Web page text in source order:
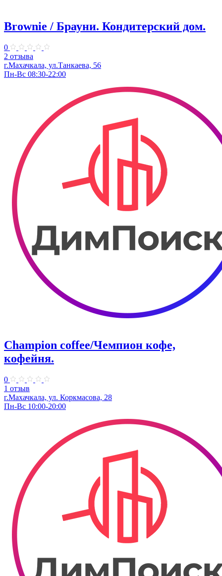
Brownie / Брауни. Кондитерский дом.
0
2 отзыва
г.Махачкала, ул.Танкаева, 56
Пн-Вс 08:30-22:00
Champion coffee/Чемпион кофе,
кофейня.
0
1 отзыв
г.Махачкала, ул. Коркмасова, 28
Пн-Вс 10:00-20:00